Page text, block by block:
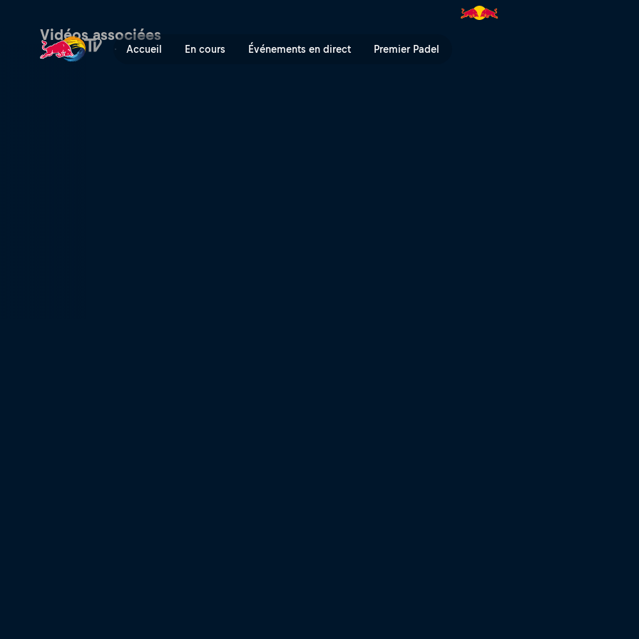
Accueil En cours Événements en direct Premier Padel
Padel Life : Ariana Sanchez, une journée avec la numéro
Vidéos associées